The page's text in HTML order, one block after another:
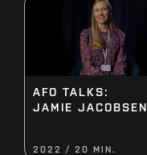
AFO TALKS:
JAMIE JACOBSEN
2022 / 20 MIN.